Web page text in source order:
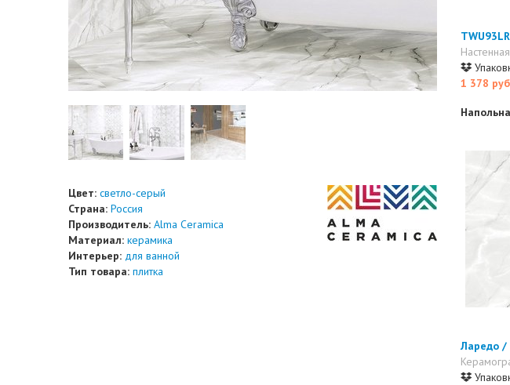
Цвет: светло-серый
Страна: Россия
Производитель: Alma Ceramica
Материал: керамика
Интерьер: для ванной
Тип товара: плитка
1 378
Ларедо /